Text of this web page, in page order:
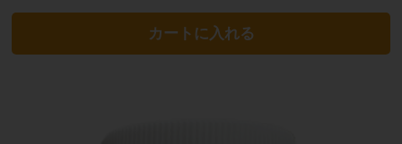
カートに入れる